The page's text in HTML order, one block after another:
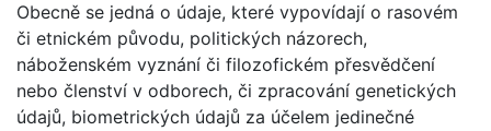
Obecně se jedná o údaje, které vypovídají o rasovém
či etnickém původu, politických názorech,
náboženském vyznání či filozofickém přesvědčení
nebo členství v odborech, či zpracování genetických
údajů, biometrických údajů za účelem jedinečné